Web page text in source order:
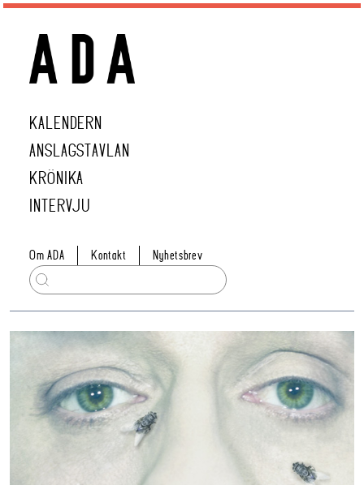
KALENDERN
ANSLAGSTAVLAN
KRÖNIKA
INTERVJU
Om ADA Kontakt Nyhetsbrev